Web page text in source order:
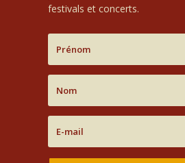
festivals et concerts.